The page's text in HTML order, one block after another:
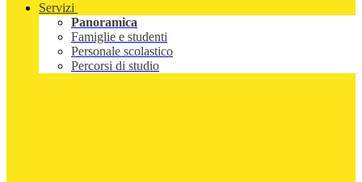
Servizi
Panoramica
Famiglie e studenti
Personale scolastico
Percorsi di studio